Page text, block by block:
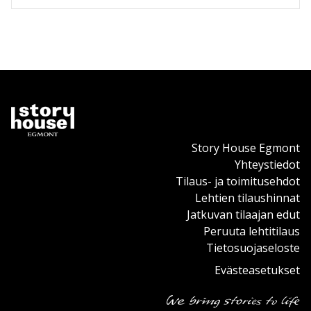
Story House Egmont
Yhteystiedot
Tilaus- ja toimitusehdot
Lehtien tilaushinnat
Jatkuvan tilaajan edut
Peruuta lehtitilaus
Tietosuojaseloste
Evästeasetukset